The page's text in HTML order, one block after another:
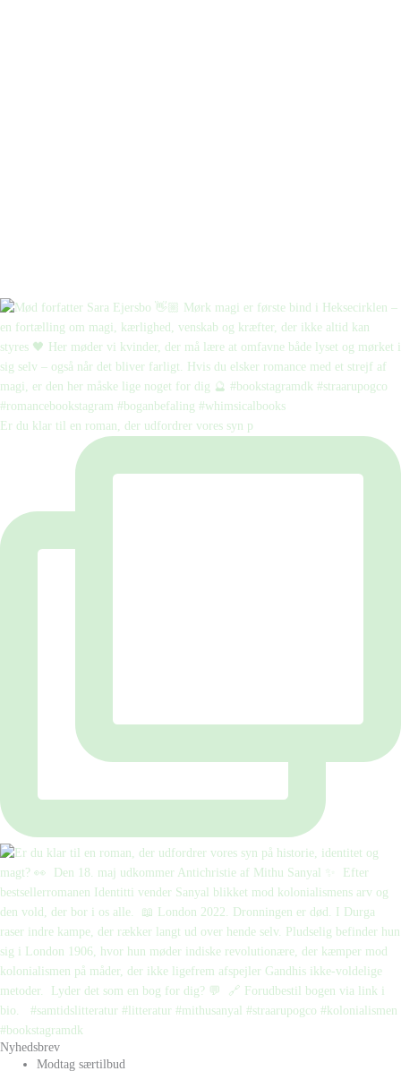
Er du klar til en roman, der udfordrer vores syn p
Nyhedsbrev
Modtag særtilbud